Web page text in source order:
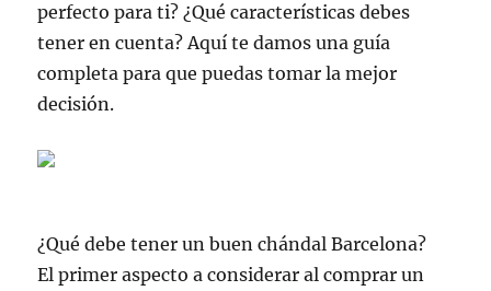
perfecto para ti? ¿Qué características debes
tener en cuenta? Aquí te damos una guía
completa para que puedas tomar la mejor
decisión.
¿Qué debe tener un buen chándal Barcelona?
El primer aspecto a considerar al comprar un